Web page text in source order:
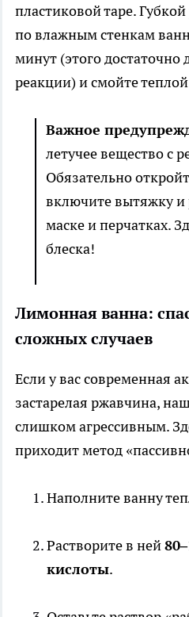
пластиковой таре.
по влажным стенкам
минут (этого достаточно
реакции) и смойте
Важное
летучее вещество с
Обязательно
включите вытяжку и
маске и перчатках.
блеска!
Лимонная ванна:
сложных случаев
Если у вас современная
застарелая ржавчина,
слишком агрессивным.
приходит метод
Наполните ванну
Растворите в ней
кислоты.